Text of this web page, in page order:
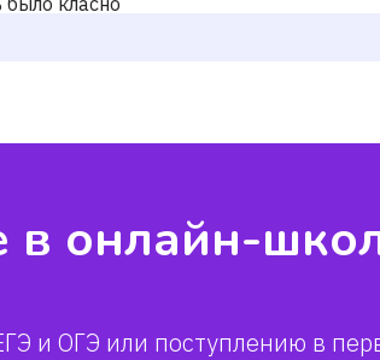
в онлайн-
и ОГЭ или поступлению в